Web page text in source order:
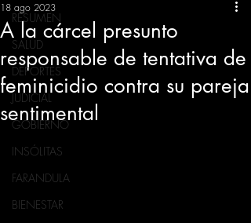
RESUMEN
SALUD
DEPORTES
JUDICIAL
GOBIERNO
INSÓLITAS
FARANDULA
BIENESTAR
A la cárcel presunto
responsable de tentativa de
feminicidio contra su pareja
sentimental
18 ago 2023